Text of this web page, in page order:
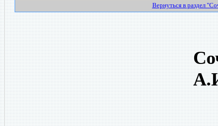
Вернуться в раздел